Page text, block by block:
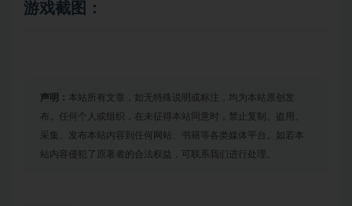
游戏截图：
声明： 本站所有文章，如无特殊说明或标注，均为本站原创发
布。任何个人或组织，在未征得本站同意时，禁止复制、盗用、
采集、发布本站内容到任何网站、书籍等各类媒体平台。如若本
站内容侵犯了原著者的合法权益，可联系我们进行处理。